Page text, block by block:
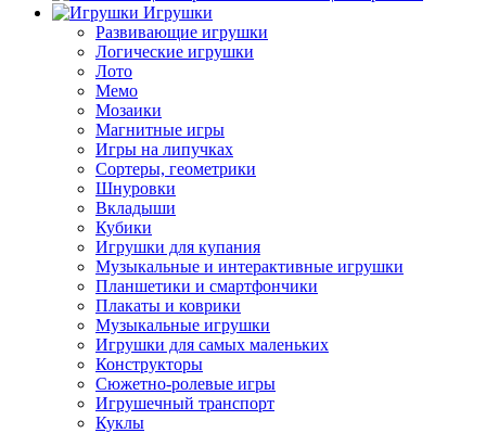
Игрушки
Развивающие игрушки
Логические игрушки
Лото
Мемо
Мозаики
Магнитные игры
Игры на липучках
Сортеры, геометрики
Шнуровки
Вкладыши
Кубики
Игрушки для купания
Музыкальные и интерактивные игрушки
Планшетики и смартфончики
Плакаты и коврики
Музыкальные игрушки
Игрушки для самых маленьких
Конструкторы
Сюжетно-ролевые игры
Игрушечный транспорт
Куклы